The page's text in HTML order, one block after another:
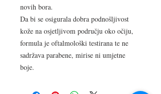
novih bora.
Da bi se osigurala dobra podnošljivost
kože na osjetljivom području oko očiju,
formula je oftalmološki testirana te ne
sadržava parabene, mirise ni umjetne
boje.